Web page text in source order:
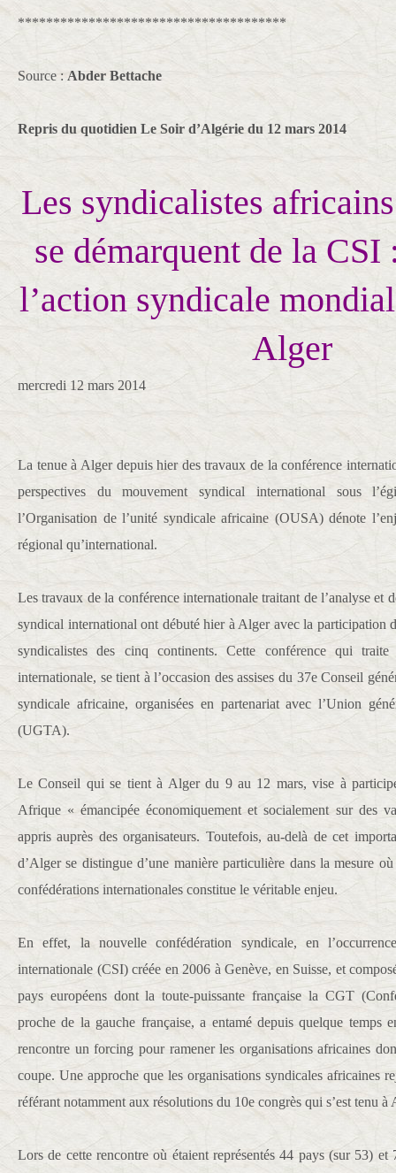
**************************************
Source : Abder Bettache
Repris du quotidien Le Soir d’Algérie du 12 mars 2014
Les syndicalistes
se démarquent de la CSI
l’action syndicale
Alger
mercredi 12 mars 2014
La tenue à Alger depuis hier des travaux de la conférence
perspectives du mouvement syndical international sous
l’Organisation de l’unité syndicale africaine (OUSA) dénote
régional qu’international.
Les travaux de la conférence internationale traitant de l’analyse et
syndical international ont débuté hier à Alger avec la participation
syndicalistes des cinq continents. Cette conférence qui
internationale, se tient à l’occasion des assises du 37e Conseil
syndicale africaine, organisées en partenariat avec l’Union
(UGTA).
Le Conseil qui se tient à Alger du 9 au 12 mars, vise à
Afrique « émancipée économiquement et socialement sur des
appris auprès des organisateurs. Toutefois, au-delà de cet
d’Alger se distingue d’une manière particulière dans la mesure
confédérations internationales constitue le véritable enjeu.
En effet, la nouvelle confédération syndicale, en
internationale (CSI) créée en 2006 à Genève, en Suisse, et
pays européens dont la toute-puissante française la CGT
proche de la gauche française, a entamé depuis quelque temps
rencontre un forcing pour ramener les organisations africaines
coupe. Une approche que les organisations syndicales africaines
référant notamment aux résolutions du 10e congrès qui s’est tenu à
Lors de cette rencontre où étaient représentés 44 pays (sur 53) et